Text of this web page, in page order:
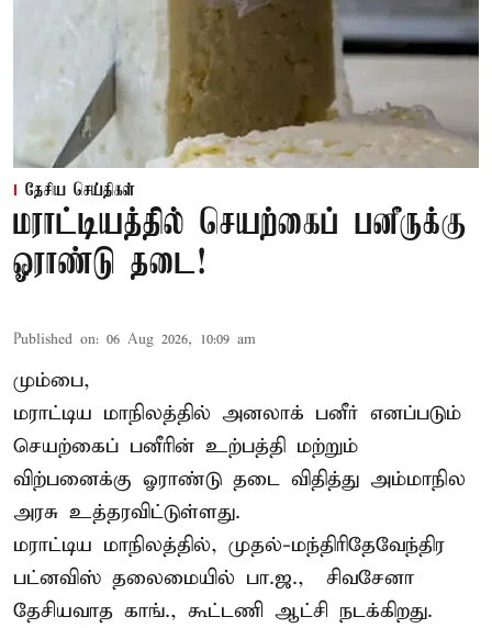
தேசிய செய்திகள்
மராட்டியத்தில் செயற்கைப் பனீருக்கு
ஓராண்டு தடை!
Published on: 06 Aug 2026, 10:09 am
மும்பை,
மராட்டிய மாநிலத்தில் அனலாக் பனீர் எனப்படும்
செயற்கைப் பனீரின் உற்பத்தி மற்றும்
விற்பனைக்கு ஓராண்டு தடை விதித்து அம்மாநில
அரசு உத்தரவிட்டுள்ளது.
மராட்டிய மாநிலத்தில், முதல்-மந்திரிதேவேந்திர
பட்னவிஸ் தலைமையில் பா.ஜ., – சிவசேனா –
தேசியவாத காங்., கூட்டணி ஆட்சி நடக்கிறது.